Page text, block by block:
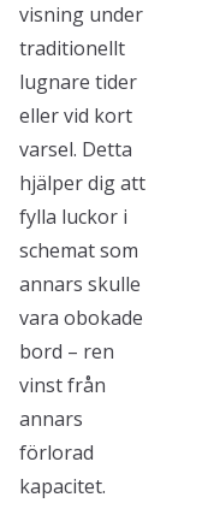
visning under
traditionellt
lugnare tider
eller vid kort
varsel. Detta
hjälper dig att
fylla luckor i
schemat som
annars skulle
vara obokade
bord – ren
vinst från
annars
förlorad
kapacitet.